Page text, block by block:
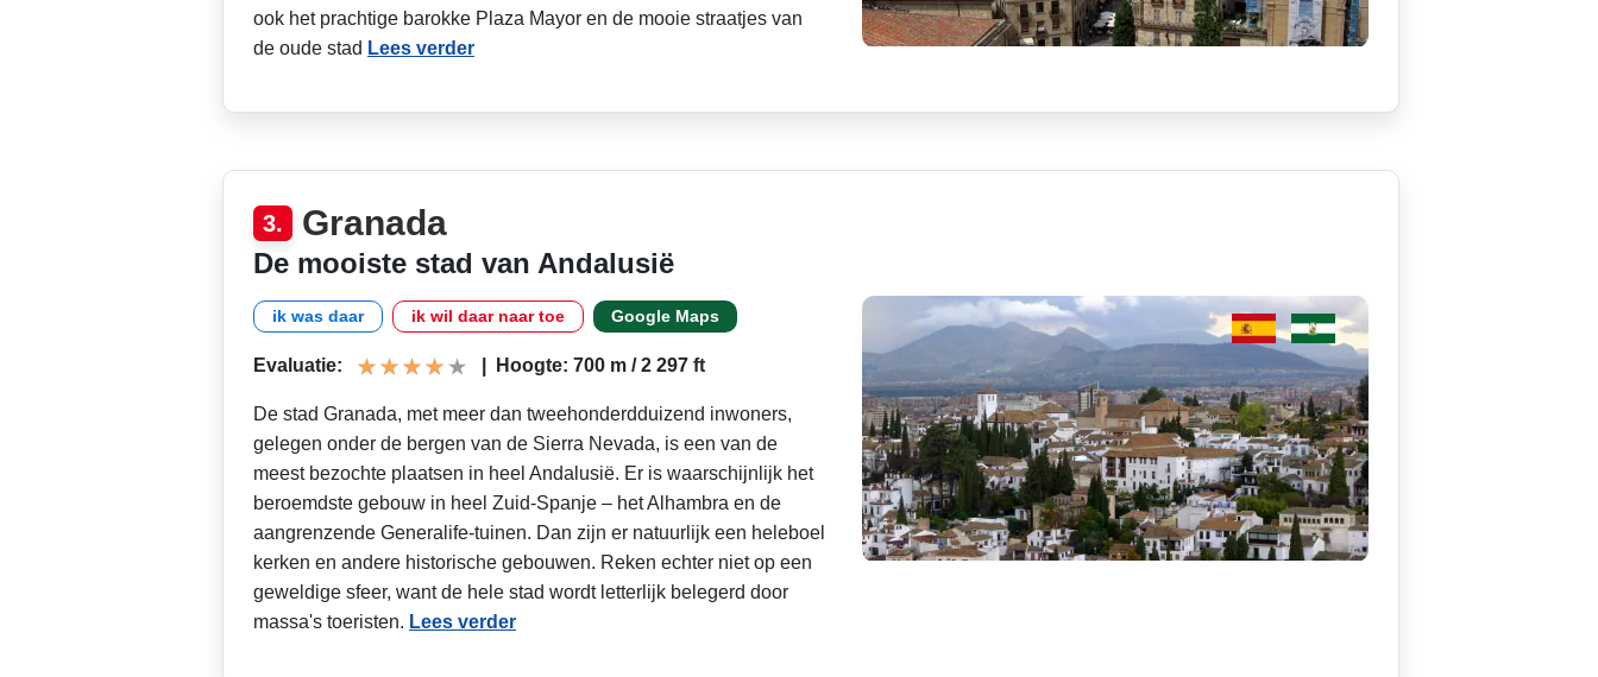
ook het prachtige barokke Plaza Mayor en de mooie straatjes van
de oude stad Lees verder
3. Granada
De mooiste stad van Andalusië
ik was daar ik wil daar naar toe Google Maps
Evaluatie: Hoogte: 700 m / 2 297 ft
De stad Granada, met meer dan tweehonderdduizend inwoners,
gelegen onder de bergen van de Sierra Nevada, is een van de
meest bezochte plaatsen in heel Andalusië. Er is waarschijnlijk het
beroemdste gebouw in heel Zuid-Spanje – het Alhambra en de
aangrenzende Generalife-tuinen. Dan zijn er natuurlijk een heleboel
kerken en andere historische gebouwen. Reken echter niet op een
geweldige sfeer, want de hele stad wordt letterlijk belegerd door
massa's toeristen. Lees verder